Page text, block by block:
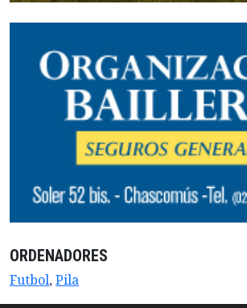
ORDENADORES
Futbol,Pila